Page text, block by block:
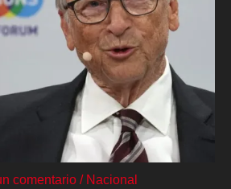
comentario / Nacional